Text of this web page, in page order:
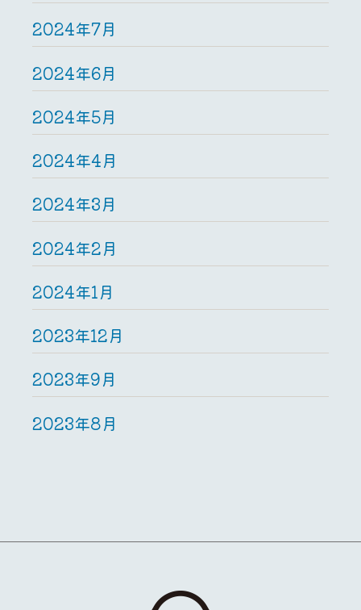
2024年7月
2024年6月
2024年5月
2024年4月
2024年3月
2024年2月
2024年1月
2023年12月
2023年9月
2023年8月